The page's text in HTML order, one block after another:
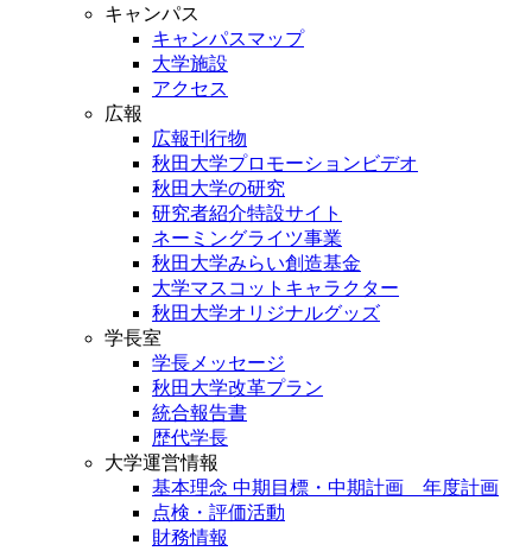
キャンパス
キャンパスマップ
大学施設
アクセス
広報
広報刊行物
秋田大学プロモーションビデオ
秋田大学の研究
研究者紹介特設サイト
ネーミングライツ事業
秋田大学みらい創造基金
大学マスコットキャラクター
秋田大学オリジナルグッズ
学長室
学長メッセージ
秋田大学改革プラン
統合報告書
歴代学長
大学運営情報
基本理念 中期目標・中期計画 年度計画
点検・評価活動
財務情報